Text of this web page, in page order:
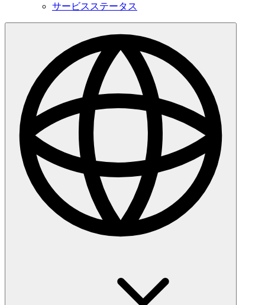
サービスステータス